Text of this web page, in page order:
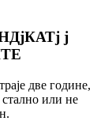
j
две године,
или не